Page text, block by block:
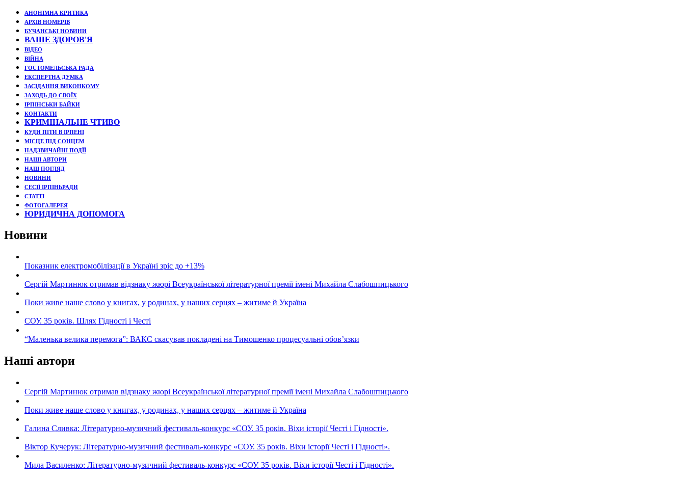
АНОНІМНА КРИТИКА
АРХІВ НОМЕРІВ
БУЧАНСЬКІ НОВИНИ
ВАШЕ ЗДОРОВ'Я
ВІДЕО
ВІЙНА
ГОСТОМЕЛЬСЬКА РАДА
ЕКСПЕРТНА ДУМКА
ЗАСІДАННЯ ВИКОНКОМУ
ЗАХОДЬ ДО СВОЇХ
ІРПІНСЬКИ БАЙКИ
КОНТАКТИ
КРИМІНАЛЬНЕ ЧТИВО
КУДИ ПІТИ В ІРПЕНІ
МІСЦЕ ПІД СОНЦЕМ
НАДЗВИЧАЙНІ ПОДЇЇ
НАШІ АВТОРИ
НАШ ПОГЛЯД
НОВИНИ
СЕСІЇ ІРПІНЬРАДИ
СТАТТІ
ФОТОГАЛЕРЕЯ
ЮРИДИЧНА ДОПОМОГА
Новини
Показник електромобілізації в Україні зріс до +13%
Сергій Мартинюк отримав відзнаку жюрі Всеукраїнської літературної премії імені Михайла Слабошпицького
Поки живе наше слово у книгах, у родинах, у наших серцях – житиме й Україна
СОУ. 35 років. Шлях Гідності і Честі
“Маленька велика перемога”: ВАКС скасував покладені на Тимошенко процесуальні обов’язки
Наші автори
Сергій Мартинюк отримав відзнаку жюрі Всеукраїнської літературної премії імені Михайла Слабошпицького
Поки живе наше слово у книгах, у родинах, у наших серцях – житиме й Україна
Галина Сливка: Літературно-музичний фестиваль-конкурс «СОУ. 35 років. Віхи історії Честі і Гідності».
Віктор Кучерук: Літературно-музичний фестиваль-конкурс «СОУ. 35 років. Віхи історії Честі і Гідності».
Мила Василенко: Літературно-музичний фестиваль-конкурс «СОУ. 35 років. Віхи історії Честі і Гідності».